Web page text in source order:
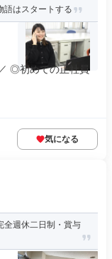
語はスタートする
◎初めての正社員
気になる
全週休二日制・賞与